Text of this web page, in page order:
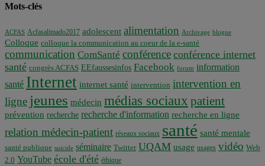
Mots-clés
ACFAS Acfasalimado2017 adolescent alimentation Archivage blogue
Colloque colloque la communication au coeur de la e-santé
communication ComSanté conférence conférence internet
santé congrès ACFAS EEfaussesinfos Facebook forum information
santé Internet internet santé intervention intervention en
ligne jeunes médecin médias sociaux patient
prévention recherche recherche d'information recherche en ligne
relation médecin-patient réseaux sociaux santé santé mentale
santé publique suicide séminaire Twitter UQAM usage usages vidéo Web
2.0 YouTube école d'été éthique